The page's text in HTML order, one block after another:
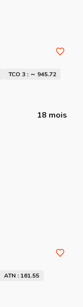
TCO 3 : ～ 945.72
18 mois
ATN : 161.55